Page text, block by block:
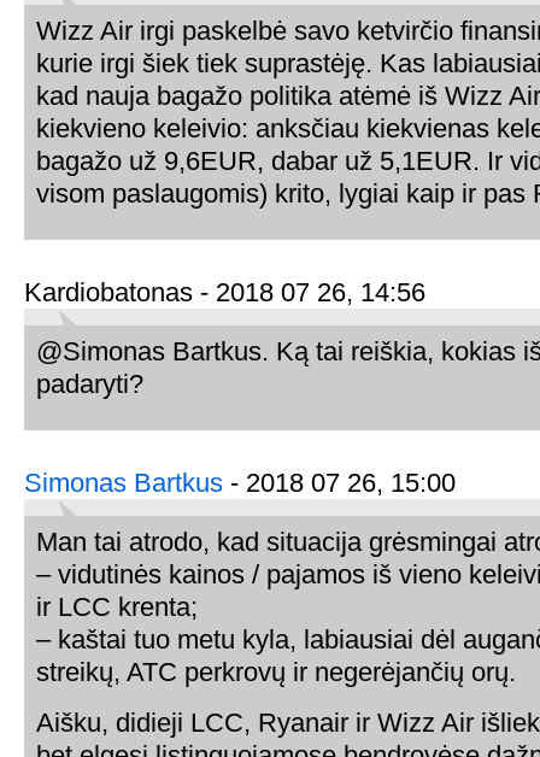
Wizz Air irgi paskelbė savo ketvirčio
kurie irgi šiek tiek suprastėję. Kas
kad nauja bagažo politika atėmė iš Wizz
kiekvieno keleivio: anksčiau kiekvienas
bagažo už 9,6EUR, dabar už 5,1EUR. Ir
visom paslaugomis) krito, lygiai kaip ir pas
Kardiobatonas - 2018 07 26, 14:56
@Simonas Bartkus. Ką tai reiškia, kokias
padaryti?
Simonas Bartkus - 2018 07 26, 15:00
Man tai atrodo, kad situacija grėsmingai
– vidutinės kainos / pajamos iš vieno
ir LCC krenta;
– kaštai tuo metu kyla, labiausiai dėl
streikų, ATC perkrovų ir negerėjančių orų.
Aišku, didieji LCC, Ryanair ir Wizz Air